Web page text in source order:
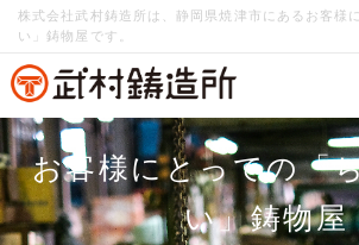
株式会社武村鋳造所は、静岡県焼津市にあるお客様
い」鋳物屋です。
お客様にとっての「
い」鋳物屋